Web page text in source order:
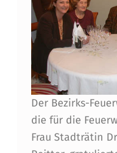
L
I
E
D
H
R
F
Der Bezirks-
die für die
Frau Stadträtin